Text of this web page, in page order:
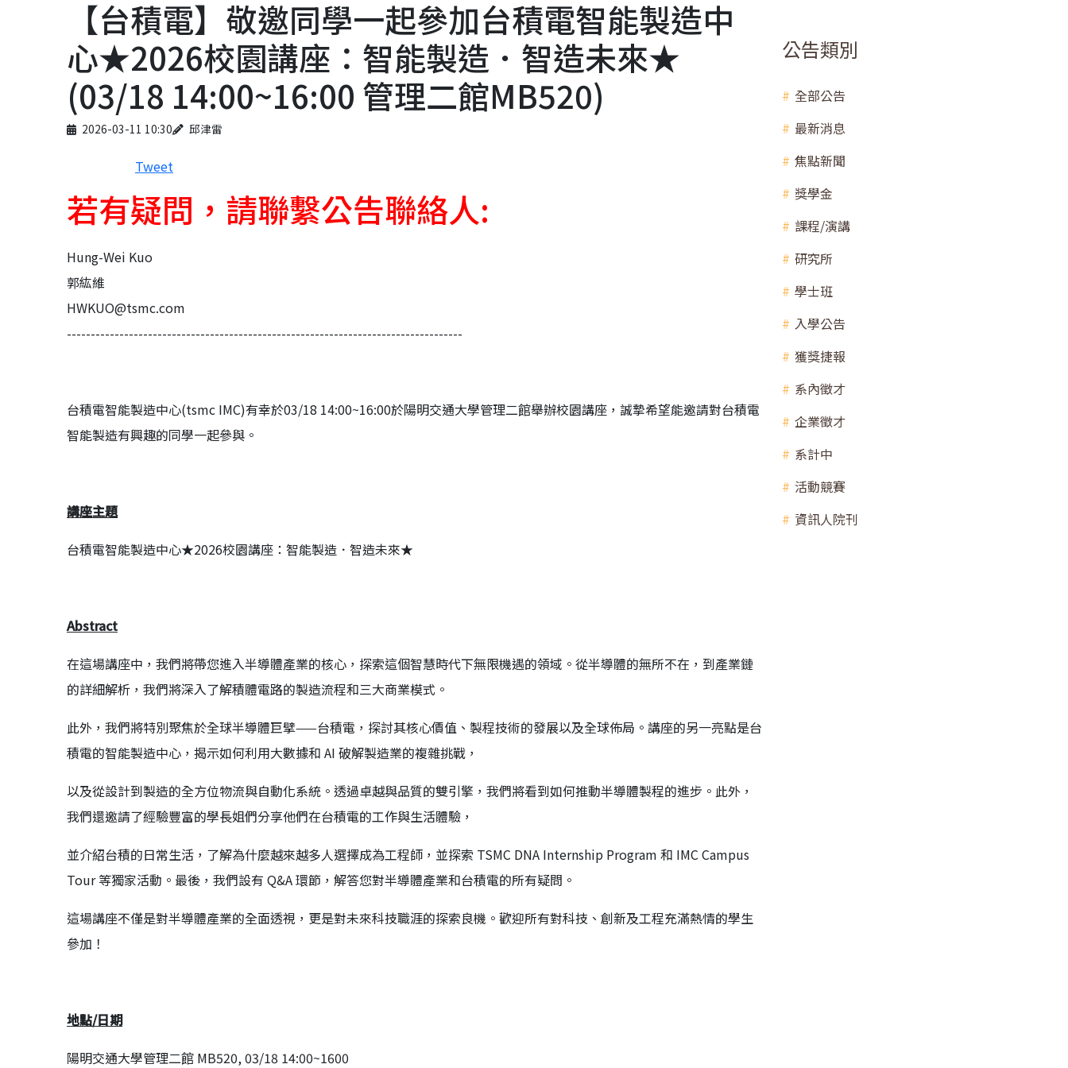
【台積電】敬邀同學一起參加台積電智能製造中
心★2026校園講座：智能製造．智造未來★
(03/18 14:00~16:00 管理二館MB520)
Published on
2026-03-11 10:30
Author 邱津雷
Tweet
若有疑問，請聯繫公告聯絡人:
Hung-Wei Kuo
郭紘維
HWKUO@tsmc.com
-----------------------------------------------------------------------------------
台積電智能製造中心(tsmc IMC)有幸於03/18 14:00~16:00於陽明交通大學管理二館舉辦校園講座，誠摯希望能邀請對台積電
智能製造有興趣的同學一起參與。
講座主題
台積電智能製造中心★2026校園講座：智能製造．智造未來★
Abstract
在這場講座中，我們將帶您進入半導體產業的核心，探索這個智慧時代下無限機遇的領域。從半導體的無所不在，到產業鏈
的詳細解析，我們將深入了解積體電路的製造流程和三大商業模式。
此外，我們將特別聚焦於全球半導體巨擘——台積電，探討其核心價值、製程技術的發展以及全球佈局。講座的另一亮點是台
積電的智能製造中心，揭示如何利用大數據和 AI 破解製造業的複雜挑戰，
以及從設計到製造的全方位物流與自動化系統。透過卓越與品質的雙引擎，我們將看到如何推動半導體製程的進步。此外，
我們還邀請了經驗豐富的學長姐們分享他們在台積電的工作與生活體驗，
並介紹台積的日常生活，了解為什麼越來越多人選擇成為工程師，並探索 TSMC DNA Internship Program 和 IMC Campus
Tour 等獨家活動。最後，我們設有 Q&A 環節，解答您對半導體產業和台積電的所有疑問。
這場講座不僅是對半導體產業的全面透視，更是對未來科技職涯的探索良機。歡迎所有對科技、創新及工程充滿熱情的學生
參加！
地點/日期
陽明交通大學管理二館 MB520, 03/18 14:00~1600
公告類別
全部公告
最新消息
焦點新聞
獎學金
課程/演講
研究所
學士班
入學公告
獲獎捷報
系內徵才
企業徵才
系計中
活動競賽
資訊人院刊